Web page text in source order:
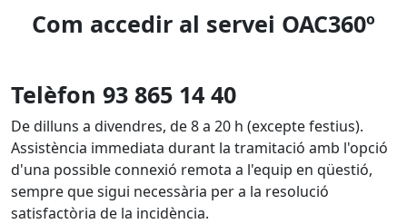
Com accedir al servei OAC360º
Telèfon 93 865 14 40
De dilluns a divendres, de 8 a 20 h (excepte festius).
Assistència immediata durant la tramitació amb l'opció
d'una possible connexió remota a l'equip en qüestió,
sempre que sigui necessària per a la resolució
satisfactòria de la incidència.